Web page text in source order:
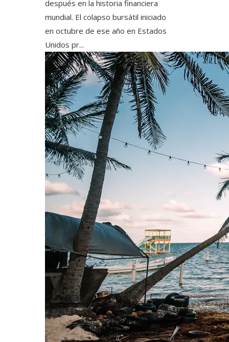
después en la historia financiera
mundial. El colapso bursátil iniciado
en octubre de ese año en Estados
Unidos pr...